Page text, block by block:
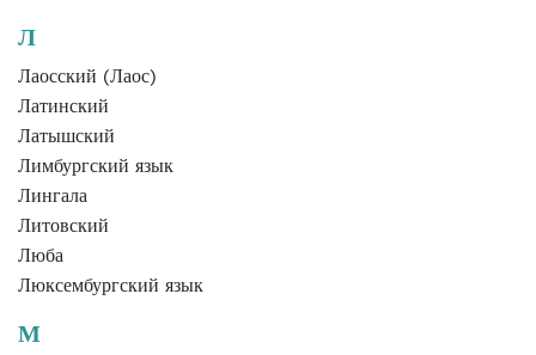
Л
Лаосский (Лаос)
Латинский
Латышский
Лимбургский язык
Лингала
Литовский
Люба
Люксембургский язык
М